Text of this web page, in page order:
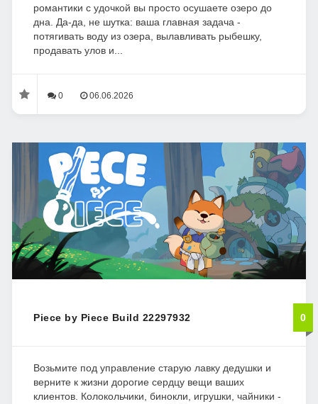
романтики с удочкой вы просто осушаете озеро до
дна. Да-да, не шутка: ваша главная задача -
потягивать воду из озера, вылавливать рыбешку,
продавать улов и...
0 06.06.2026
Piece by Piece Build 22297932 0
Возьмите под управление старую лавку дедушки и
верните к жизни дорогие сердцу вещи ваших
клиентов. Колокольчики, бинокли, игрушки, чайники -